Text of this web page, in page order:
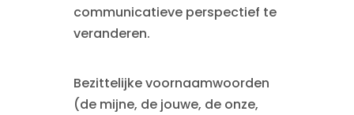
communicatieve perspectief te
veranderen.
Bezittelijke voornaamwoorden
(de mijne, de jouwe, de onze,